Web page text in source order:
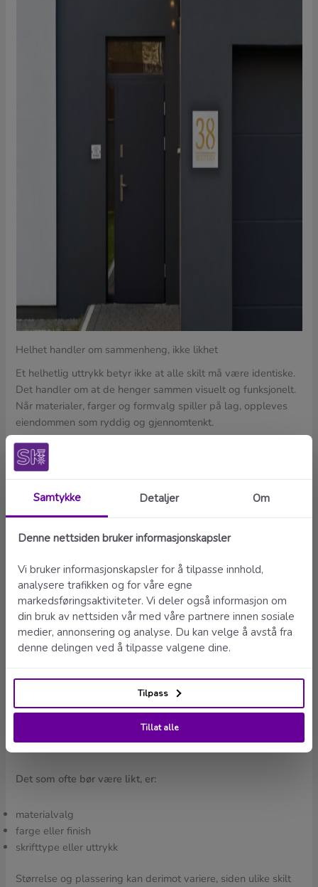
Helhet handler om sammenheng, ikke likhet
Et helhetlig uttrykk betyr ikke at alle skilt må være identiske.
Det handler om at de henger sammen visuelt og funksjonelt.
Når materialer, farger og formvalg spiller på lag, oppleves
eiendommen som ryddig og gjennomtenkt.
For eksempel kan husnummer, dørskilt og navneskilt ha
samme overflate eller fargetone, selv om de har ulik størrelse
og funksjon.
Nøkkelen er å la de viktigste skiltene styre uttrykket.
Husnummeret er ofte det mest synlige og bør danne
utgangspunktet. Dørskilt og postkasseskilt kan deretter
tilpasses i samme stil, slik at de oppleves som en naturlig del
av helheten.
Hva bør være likt, og hva kan variere
For å skape et ryddig uttrykk er det lurt å være konsekvent
på noen få elementer, samtidig som det er rom for variasjon
der det gir mening.
Det som ofte bør være likt, er:
materialvalg
farge eller finish
skrifttype eller uttrykk
Størrelse og plassering kan derimot variere, siden ulike skilt